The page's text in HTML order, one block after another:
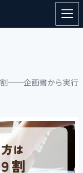
割──企画書から実行